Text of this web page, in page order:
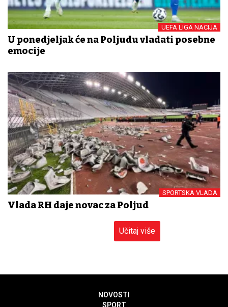
UEFA LIGA NACIJA
U ponedjeljak će na Poljudu vladati posebne
emocije
SPORTSKA VLADA
Vlada RH daje novac za Poljud
Učitaj više
NOVOSTI
SPORT